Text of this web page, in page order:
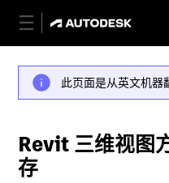
此页面是从英文机器
Revit 三维视图
存